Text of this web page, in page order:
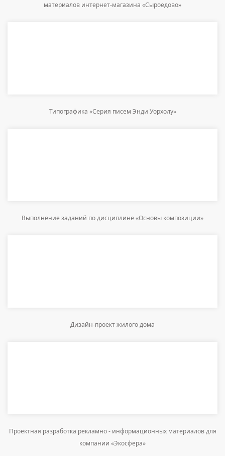
материалов интернет-магазина «Сыроедово»
Типографика «Серия писем Энди Уорхолу»
Выполнение заданий по дисциплине «Основы композиции»
Дизайн-проект жилого дома
Проектная разработка рекламно - информационных материалов для
компании «Экосфера»